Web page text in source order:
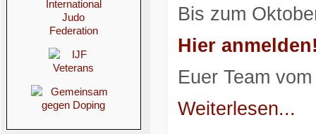
Bis zum
Hier
Euer Team
Weiterlesen...